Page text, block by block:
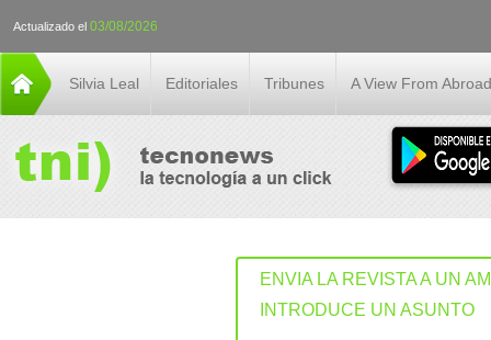
Actualizado el 03/08/2026
Silvia Leal Editoriales Tribunes A View From Abroad
ENVIA LA REVISTA A UN
INTRODUCE UN ASUNTO